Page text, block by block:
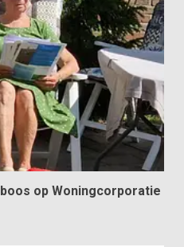
op Woningcorporatie